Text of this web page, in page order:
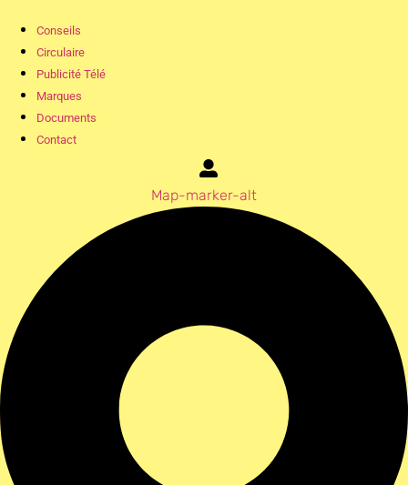
Conseils
Circulaire
Publicité Télé
Marques
Documents
Contact
Map-marker-alt